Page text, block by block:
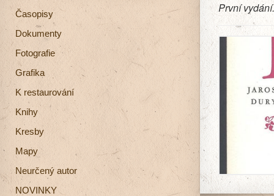
Časopisy
Dokumenty
Fotografie
Grafika
K restaurování
Knihy
Kresby
Mapy
Neurčený autor
NOVINKY
První vydání.